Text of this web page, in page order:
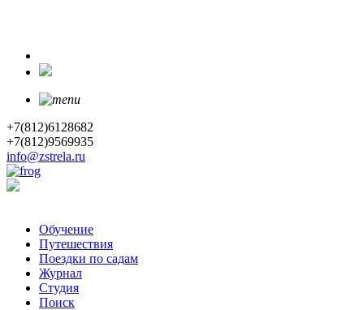
+7(812)6128682
+7(812)9569935
info@zstrela.ru
Обучение
Путешествия
Поездки по садам
Журнал
Студия
Поиск